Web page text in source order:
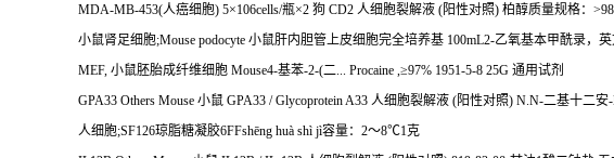
MDA-MB-453(人癌细胞) 5×106cells/瓶×2 狗 CD2 人细胞裂解液 (阳性对照) 柏醇质量规格：
小鼠肾足细胞;Mouse podocyte 小鼠肝内胆管上皮细胞完全培养基 100mL2-乙氧基本甲酰录，英
MEF, 小鼠胚胎成纤维细胞 Mouse4-基苯-2-(二 ... Procaine , ≥97% 1951-5-8 25G 通用试剂
GPA33 Others Mouse 小鼠 GPA33 / Glycoprotein A33 人细胞裂解液 (阳性对照) N.N-二基十二安
人细胞;SF126琼脂糖凝胶6FFshēng huà shì jì容量： 2～8℃1克